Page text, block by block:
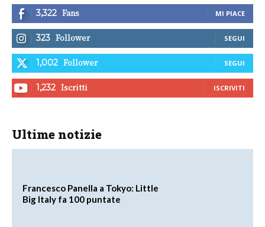
3,322 Fans MI PIACE
323 Follower SEGUI
1,002 Follower SEGUI
1,232 Iscritti ISCRIVITI
Ultime notizie
Francesco Panella a Tokyo: Little
Big Italy fa 100 puntate